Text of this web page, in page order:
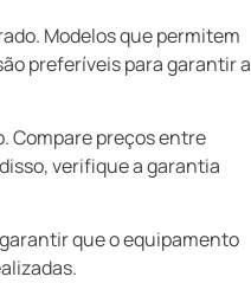
Modelos que permitem
preferíveis para garantir a
Compare preços entre
verifique a garantia
que o equipamento